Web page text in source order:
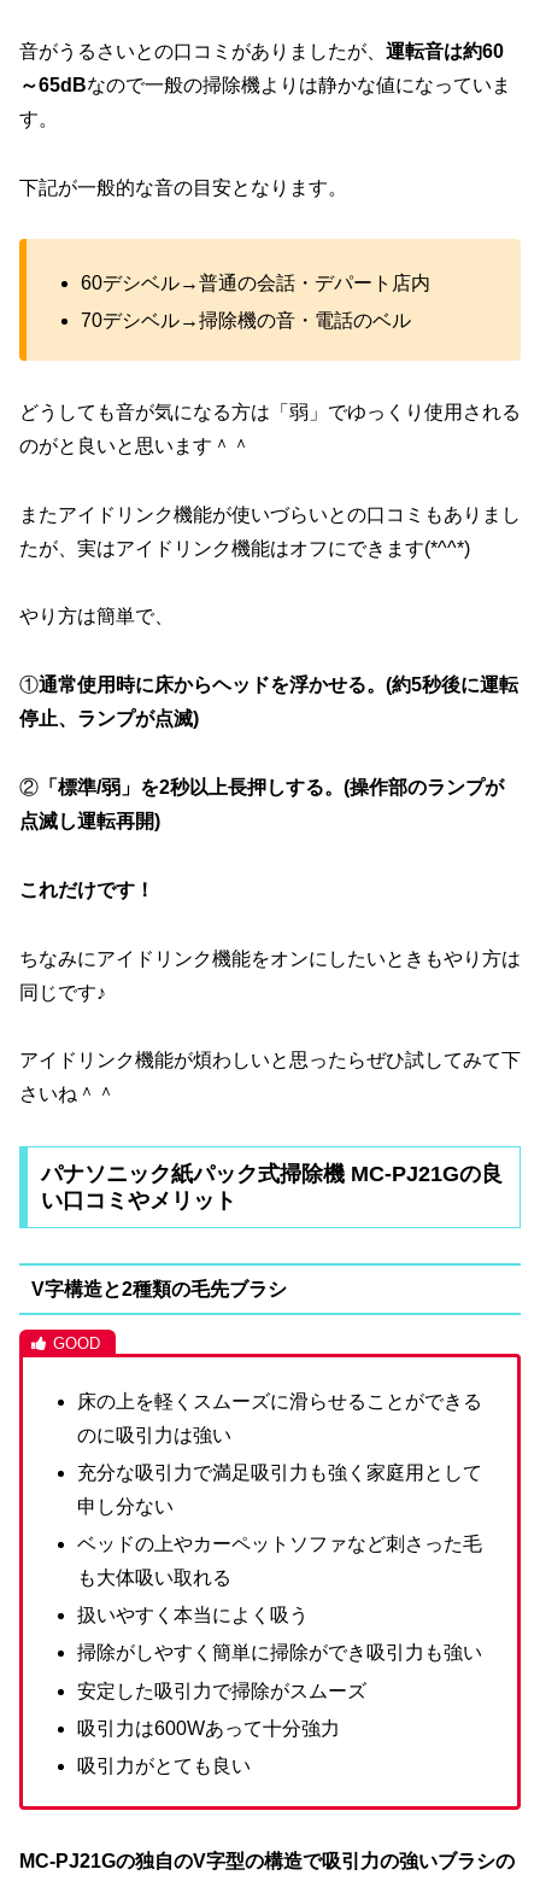
音がうるさいとの口コミがありましたが、 運転音は約60
～65dBなので一般の掃除機よりは静かな値になっていま
す。
下記が一般的な音の目安となります。
60デシベル→普通の会話・デパート店内
70デシベル→掃除機の音・電話のベル
どうしても音が気になる方は「弱」でゆっくり使用される
のがと良いと思います＾＾
またアイドリンク機能が使いづらいとの口コミもありまし
たが、実はアイドリンク機能はオフにできます(*^^*)
やり方は簡単で、
①通常使用時に床からヘッドを浮かせる。(約5秒後に運転
停止、ランプが点滅)
② 「標準/弱」を2秒以上長押しする。(操作部のランプが
点滅し運転再開)
これだけです！
ちなみにアイドリンク機能をオンにしたいときもやり方は
同じです♪
アイドリンク機能が煩わしいと思ったらぜひ試してみて下
さいね＾＾
パナソニック紙パック式掃除機 MC-PJ21Gの良
い口コミやメリット
V字構造と2種類の毛先ブラシ
床の上を軽くスムーズに滑らせることができる
のに吸引力は強い
充分な吸引力で満足吸引力も強く家庭用として
申し分ない
ベッドの上やカーペットソファなど刺さった毛
も大体吸い取れる
扱いやすく本当によく吸う
掃除がしやすく簡単に掃除ができ吸引力も強い
安定した吸引力で掃除がスムーズ
吸引力は600Wあって十分強力
吸引力がとても良い
MC-PJ21Gの独自のV字型の構造で吸引力の強いブラシの